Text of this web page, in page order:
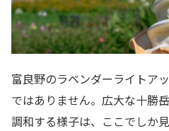
富良野のラベンダーライトア
ではありません。広大な十勝
調和する様子は、ここでしか